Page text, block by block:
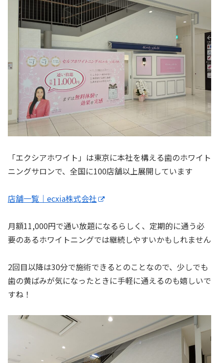
「エクシアホワイト」は東京に本社を構える歯のホワイト
ニングサロンで、全国に100店舗以上展開しています
店舗一覧｜ecxia株式会社
月額11,000円で通い放題になるらしく、定期的に通う必
要のあるホワイトニングでは継続しやすいかもしれません
2回目以降は30分で施術できるとのことなので、少しでも
歯の黄ばみが気になったときに手軽に通えるのも嬉しいで
すね！